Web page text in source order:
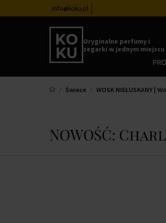
info@koku.pl
od 340 zł
Oryginalne perfumy i
zegarki w jednym miejscu
Świece WOSK NIEŁUSKANY |
NOWOŚĆ: